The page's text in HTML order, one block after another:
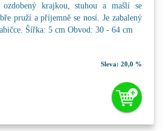
ozdobený krajkou, stuhou a mašlí se
pruží a příjemně se nosí. Je zabalený
Šířka: 5 cm Obvod: 30 - 64 cm
Sleva: 20,0 %